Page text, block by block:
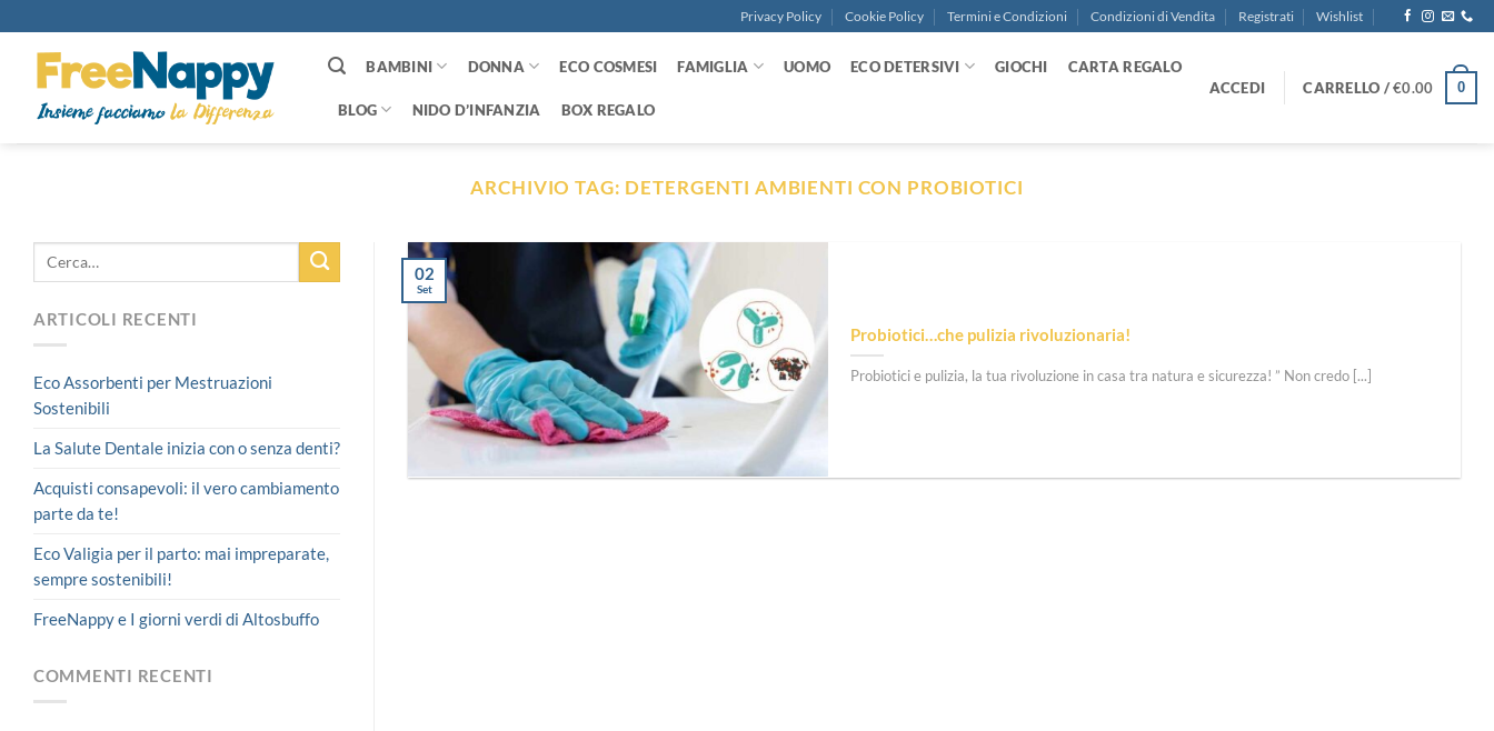
ai
contenuti
Privacy Policy Cookie Policy Termini e Condizioni Condizioni di Vendita Registrati Wishlist
BAMBINI DONNA ECO COSMESI FAMIGLIA UOMO ECO DETERSIVI GIOCHI CARTA REGALO
BLOG NIDO D’INFANZIA BOX REGALO
ACCEDI CARRELLO /€0.00 0
ARCHIVIO TAG: DETERGENTI AMBIENTI CON PROBIOTICI
ARTICOLI RECENTI
Eco Assorbenti per Mestruazioni
Sostenibili
La Salute Dentale inizia con o senza denti?
Acquisti consapevoli: il vero cambiamento
parte da te!
Eco Valigia per il parto: mai impreparate,
sempre sostenibili!
FreeNappy e I giorni verdi di Altosbuffo
COMMENTI RECENTI
Probiotici…che pulizia rivoluzionaria!
Probiotici e pulizia, la tua rivoluzione in casa tra natura e sicurezza! ” Non credo [...]
02
Set